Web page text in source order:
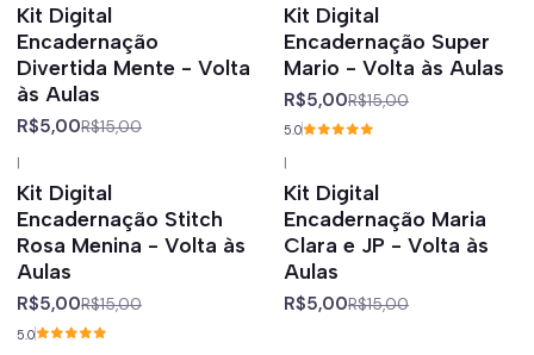
Kit Digital
Encadernação
Divertida Mente - Volta
às Aulas
R$5,00R$15,00
Kit Digital
Encadernação Super
Mario - Volta às Aulas
R$5,00R$15,00
5.0
|
Kit Digital
Encadernação Stitch
Rosa Menina - Volta às
Aulas
R$5,00R$15,00
5.0
|
Kit Digital
Encadernação Maria
Clara e JP - Volta às
Aulas
R$5,00R$15,00